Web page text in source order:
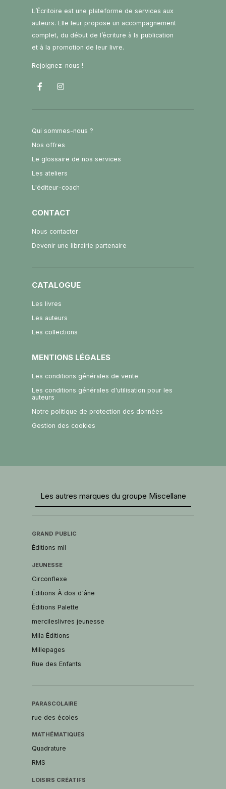
L’Écritoire est une plateforme de services aux
auteurs. Elle leur propose un accompagnement
complet, du début de l’écriture à la publication
et à la promotion de leur livre.
Rejoignez-nous !
Qui sommes-nous ?
Nos offres
Le glossaire de nos services
Les ateliers
L'éditeur-coach
CONTACT
Nous contacter
Devenir une librairie partenaire
CATALOGUE
Les livres
Les auteurs
Les collections
MENTIONS LÉGALES
Les conditions générales de vente
Les conditions générales d'utilisation pour les
auteurs
Notre politique de protection des données
Gestion des cookies
Les autres marques du groupe Miscellane
GRAND PUBLIC
Éditions mll
JEUNESSE
Circonflexe
Éditions À dos d'âne
Éditions Palette
mercileslivres jeunesse
Mila Éditions
Millepages
Rue des Enfants
PARASCOLAIRE
rue des écoles
MATHÉMATIQUES
Quadrature
RMS
LOISIRS CRÉATIFS